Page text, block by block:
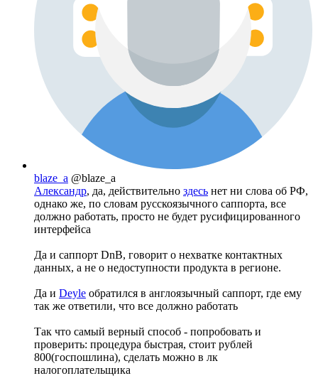
blaze_a @blaze_a
Александр, да, действительно здесь нет ни слова об РФ,
однако же, по словам русскоязычного саппорта, все
должно работать, просто не будет русифицированного
интерфейса
Да и саппорт DnB, говорит о нехватке контактных
данных, а не о недоступности продукта в регионе.
Да и Deyle обратился в англоязычный саппорт, где ему
так же ответили, что все должно работать
Так что самый верный способ - попробовать и
проверить: процедура быстрая, стоит рублей
800(госпошлина), сделать можно в лк
налогоплательщика